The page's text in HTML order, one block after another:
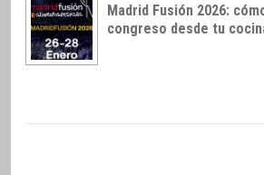
Madrid Fusión 2026:
congreso desde tu